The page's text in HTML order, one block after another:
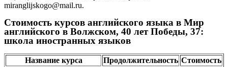
miranglijskogo@mail.ru.
Стоимость курсов английского языка в Мир
английского в Волжском, 40 лет Победы, 37:
школа иностранных языков
Название курса Продолжительность Стоимость